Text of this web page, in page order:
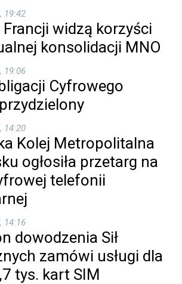
19:42
Francji widzą korzyści
konsolidacji MNO
19:06
Cyfrowego
14:20
Kolej Metropolitalna
ogłosiła przetarg na
telefonii
14:16
dowodzenia Sił
zamówi usługi dla
tys. kart SIM